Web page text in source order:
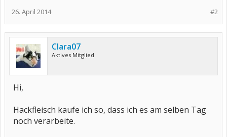
#2
26. April 2014
Clara07
Aktives Mitglied
Hi,
Hackfleisch kaufe ich so, dass ich es am selben Tag
noch verarbeite.